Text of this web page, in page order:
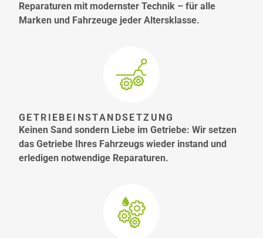
Reparaturen mit modernster Technik – für alle
Marken und Fahrzeuge jeder Altersklasse.
GETRIEBEINSTANDSETZUNG
Keinen Sand sondern Liebe im Getriebe: Wir setzen
das Getriebe Ihres Fahrzeugs wieder instand und
erledigen notwendige Reparaturen.